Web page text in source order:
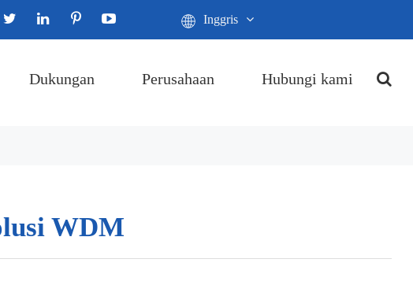
Inggris
Dukungan Perusahaan Hubungi kami
WDM